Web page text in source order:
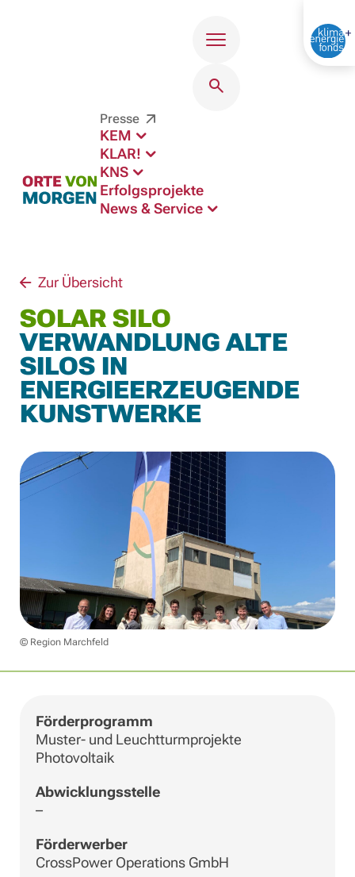
Presse
KEM
KLAR!
KNS
Erfolgsprojekte
News & Service
Zur Übersicht
SOLAR SILO
VERWANDLUNG ALTE
SILOS IN
ENERGIEERZEUGENDE
KUNSTWERKE
© Region Marchfeld
Förderprogramm
Muster- und Leuchtturmprojekte
Photovoltaik
Abwicklungsstelle
–
Förderwerber
CrossPower Operations GmbH